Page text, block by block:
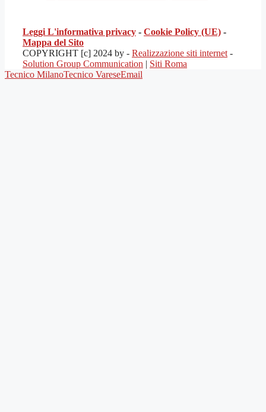
Leggi L'informativa privacy - Cookie Policy (UE) -
Mappa del Sito
COPYRIGHT [c] 2024 by - Realizzazione siti internet -
Solution Group Communication | Siti Roma
Tecnico MilanoTecnico VareseEmail